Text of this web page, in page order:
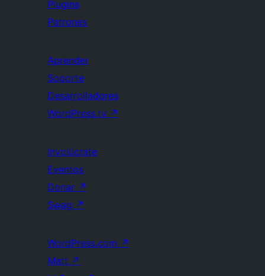
Plugins
Patrones
Aprender
Soporte
Desarrolladores
WordPress.tv ↗
Involúcrate
Eventos
Donar ↗
Swag ↗
WordPress.com ↗
Matt ↗